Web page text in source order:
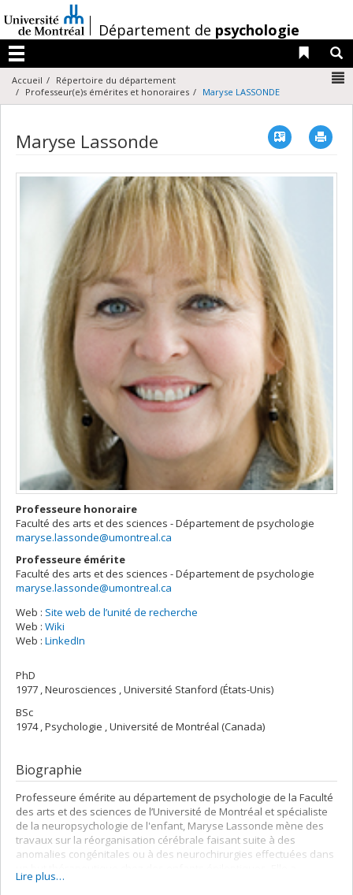
au
contenu
/Département de psychologie
Menu
Liens
Accueil
Répertoire du département
Professeur(e)s émérites et honoraires
Maryse LASSONDE
Maryse Lassonde Vcard
Professeure honoraire
Faculté des arts et des sciences - Département de psychologie
maryse.lassonde@umontreal.ca
Professeure émérite
Faculté des arts et des sciences - Département de psychologie
maryse.lassonde@umontreal.ca
Web : Site web de l’unité de recherche
Web : Wiki
Web : LinkedIn
PhD
1977 , Neurosciences , Université Stanford (États-Unis)
BSc
1974 , Psychologie , Université de Montréal (Canada)
Biographie
Professeure émérite au département de psychologie de la Faculté
des arts et des sciences de l’Université de Montréal et spécialiste
de la neuropsychologie de l'enfant, Maryse Lassonde mène des
travaux sur la réorganisation cérébrale faisant suite à des
anomalies congénitales ou à des neurochirurgies effectuées dans
également étudié les effets cognitifs de l'épilepsie de l'enfant. Plus
Lire plus…